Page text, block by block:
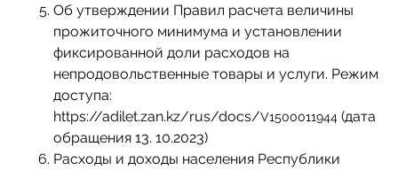
Об утверждении Правил расчета величины
прожиточного минимума и установлении
фиксированной доли расходов на
непродовольственные товары и услуги. Режим
доступа:
https://adilet.zan.kz/rus/docs/V1500011944 (дата
обращения 13. 10.2023)
Расходы и доходы населения Республики